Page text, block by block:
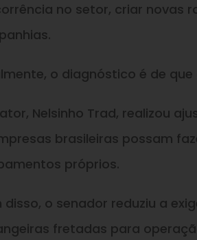
no setor, criar novas
o diagnóstico é de
Nelsinho Trad, realizou
brasileiras possam
próprios.
disso, o senador reduziu a
fretadas para